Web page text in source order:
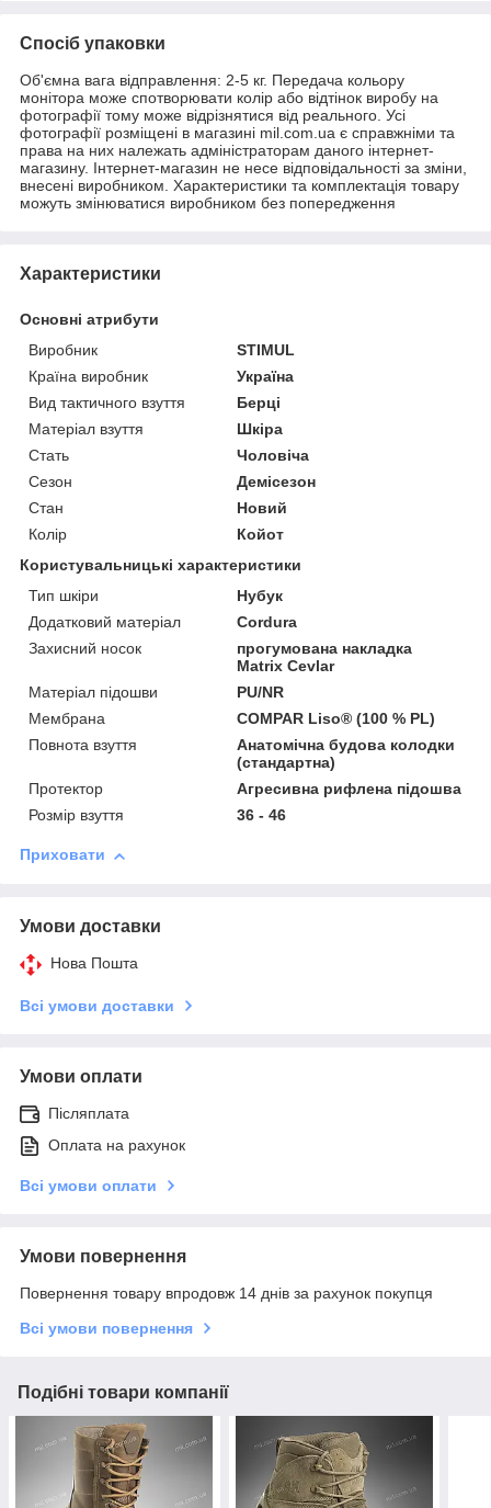
Спосіб упаковки
Об'ємна вага відправлення: 2-5 кг. Передача кольору
монітора може спотворювати колір або відтінок виробу на
фотографії тому може відрізнятися від реального. Усі
фотографії розміщені в магазині mil.com.ua є справжніми та
права на них належать адміністраторам даного інтернет-
магазину. Інтернет-магазин не несе відповідальності за зміни,
внесені виробником. Характеристики та комплектація товару
можуть змінюватися виробником без попередження
Характеристики
Основні атрибути
Виробник
STIMUL
Країна виробник
Україна
Вид тактичного взуття
Берці
Матеріал взуття
Шкіра
Стать
Чоловіча
Сезон
Демісезон
Стан
Новий
Колір
Койот
Користувальницькі характеристики
Тип шкіри
Нубук
Додатковий матеріал
Cordura
Захисний носок
прогумована накладка
Matrix Cevlar
Матеріал підошви
PU/NR
Мембрана
COMPAR Liso® (100 % PL)
Повнота взуття
Анатомічна будова колодки
(стандартна)
Протектор
Агресивна рифлена підошва
Розмір взуття
36 - 46
Приховати
Умови доставки
Нова Пошта
Всі умови доставки
Умови оплати
Післяплата
Оплата на рахунок
Всі умови оплати
Умови повернення
Повернення товару впродовж 14 днів за рахунок покупця
Всі умови повернення
Подібні товари компанії